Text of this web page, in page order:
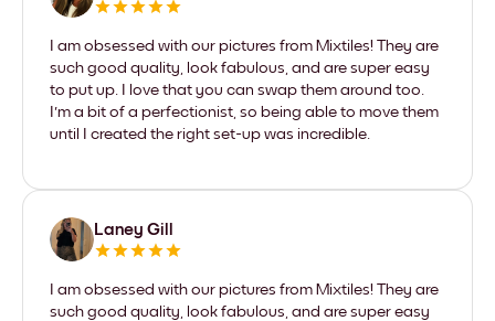
I am obsessed with our pictures from Mixtiles! They are
such good quality, look fabulous, and are super easy
to put up. I love that you can swap them around too.
I'm a bit of a perfectionist, so being able to move them
until I created the right set-up was incredible.
Laney Gill
I am obsessed with our pictures from Mixtiles! They are
such good quality, look fabulous, and are super easy